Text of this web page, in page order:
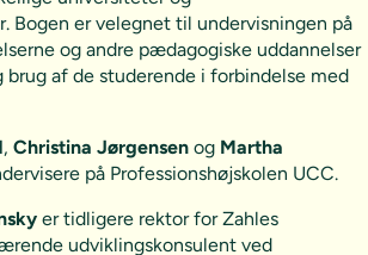
Bogen er velegnet til undervisningen på
og andre pædagogiske uddannelser
af de studerende i forbindelse med
, Christina Jørgensen og Martha
på Professionshøjskolen UCC.
er tidligere rektor for Zahles
udviklingskonsulent ved